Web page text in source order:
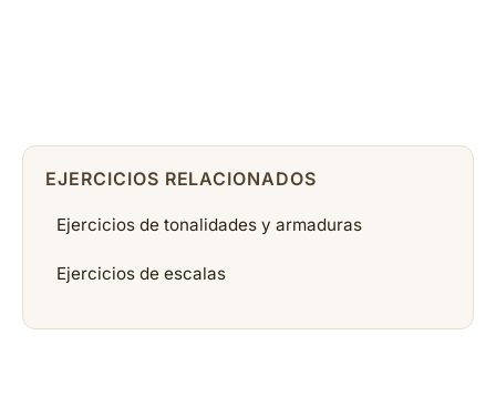
EJERCICIOS RELACIONADOS
Ejercicios de tonalidades y armaduras
Ejercicios de escalas